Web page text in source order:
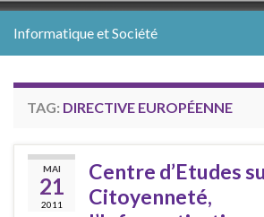
Informatique et Société
TAG: DIRECTIVE EUROPÉENNE
MAI
21
2011
Centre d’Etudes
Citoyenneté,